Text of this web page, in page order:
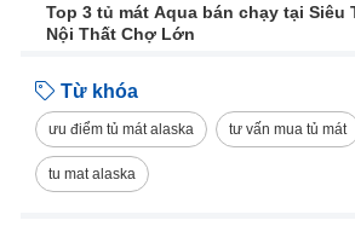
Top 3 tủ mát Aqua bán chạy tại Siêu
Nội Thất Chợ Lớn
Từ khóa
ưu điểm tủ mát alaska tư vấn mua tủ mát
tu mat alaska